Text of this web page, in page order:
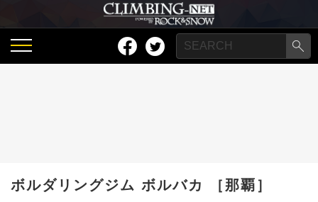
ボルダリングジム ボルバカ ［那覇］